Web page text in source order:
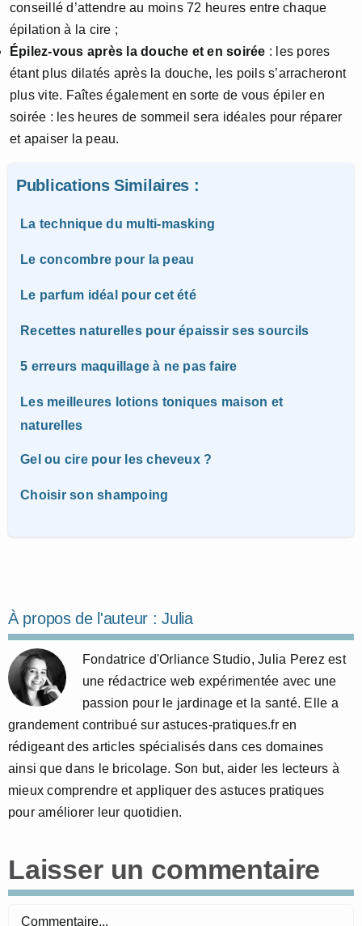
conseillé d’attendre au moins 72 heures entre chaque
épilation à la cire ;
Épilez-vous après la douche et en soirée : les pores
étant plus dilatés après la douche, les poils s’arracheront
plus vite. Faîtes également en sorte de vous épiler en
soirée : les heures de sommeil sera idéales pour réparer
et apaiser la peau.
Publications Similaires :
La technique du multi-masking
Le concombre pour la peau
Le parfum idéal pour cet été
Recettes naturelles pour épaissir ses sourcils
5 erreurs maquillage à ne pas faire
Les meilleures lotions toniques maison et
naturelles
Gel ou cire pour les cheveux ?
Choisir son shampoing
À propos de l'auteur :Julia
Fondatrice d'Orliance Studio, Julia Perez est
une rédactrice web expérimentée avec une
passion pour le jardinage et la santé. Elle a
grandement contribué sur astuces-pratiques.fr en
rédigeant des articles spécialisés dans ces domaines
ainsi que dans le bricolage. Son but, aider les lecteurs à
mieux comprendre et appliquer des astuces pratiques
pour améliorer leur quotidien.
Laisser un commentaire
Commentaire